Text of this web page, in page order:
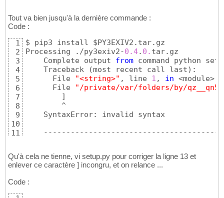
Tout va bien jusqu'à la dernière commande :
Code :
1
2
3
4
5
6
7
8
9
10
11
$ pip3 install $PY3EXIV2.tar.gz
Processing ./py3exiv2-0.4. 0. tar.gz
    Complete output
from command python
    Traceback
(most recent call last) :
      File
"<string>" , line 1 , in <module>
      File
"/private/var/folders/by/
]
        ^
    SyntaxError: invalid syntax
    ----------------------------------------
Qu'à cela ne tienne, vi setup.py pour corriger la ligne 13 et
enlever ce caractère ] incongru, et on relance ...
Code :